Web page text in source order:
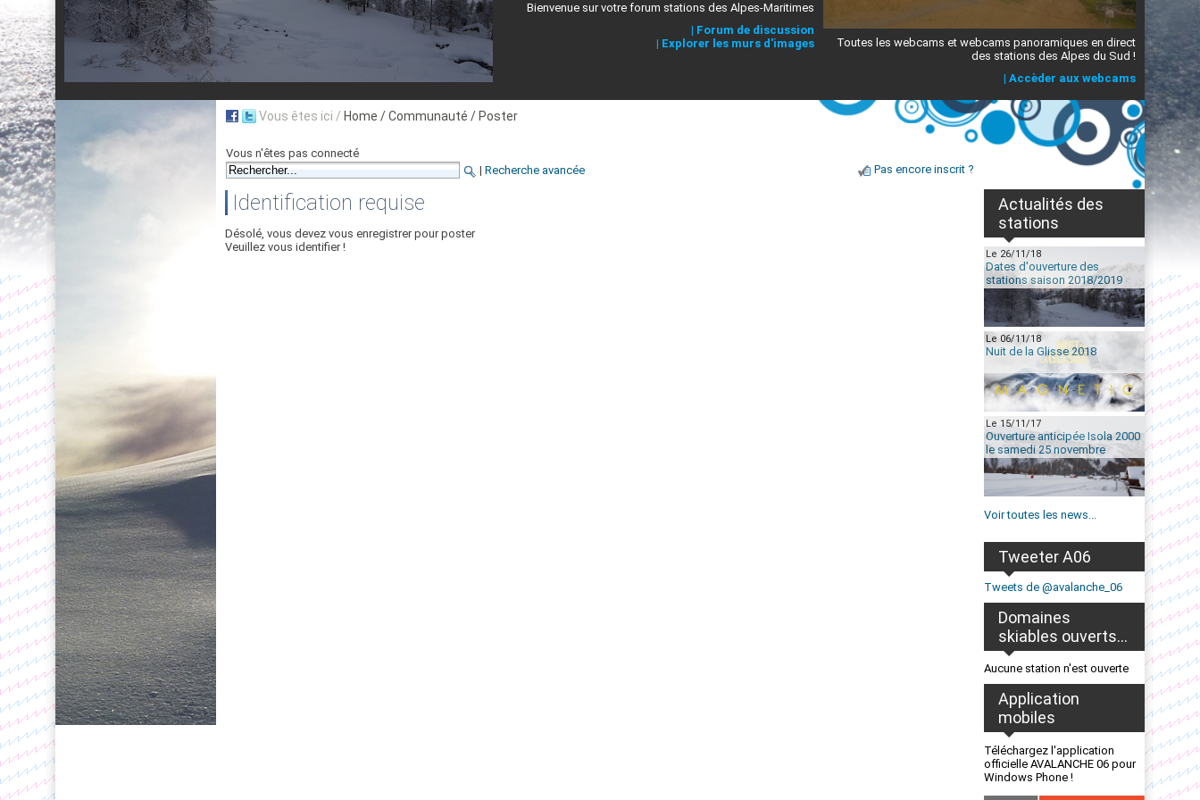
Bienvenue sur votre forum stations des Alpes-Maritimes
| Forum de discussion
| Explorer les murs d'images
Toutes les webcams et webcams panoramiques en direct
des stations des Alpes du Sud !
| Accèder aux webcams
Vous êtes ici / Home / Communauté / Poster
Vous n'êtes pas connecté
| Recherche avancée Pas encore inscrit ?
Identification requise
Désolé, vous devez vous enregistrer pour poster
Veuillez vous identifier !
Actualités des
stations
Le 26/11/18
Dates d'ouverture des
stations saison 2018/2019
Le 06/11/18
Nuit de la Glisse 2018
Le 15/11/17
Ouverture anticipée Isola 2000
le samedi 25 novembre
Voir toutes les news...
Tweeter A06
Tweets de @avalanche_06
Domaines
skiables ouverts...
Aucune station n'est ouverte
Application
mobiles
Téléchargez l'application
officielle AVALANCHE 06 pour
Windows Phone !